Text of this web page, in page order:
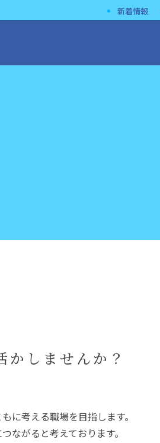
新着情報
しませんか？
に考える職場を目指します。
ながると考えております。